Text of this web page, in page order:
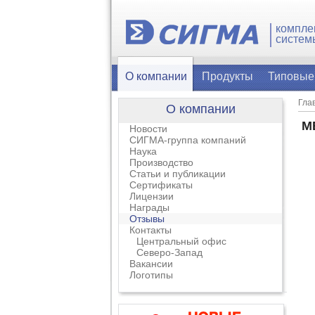
О компании Продукты
О компании
Новости
СИГМА-группа компаний
Наука
Производство
Статьи и публикации
Сертификаты
Лицензии
Награды
Отзывы
Контакты
Центральный офис
Северо-Запад
Вакансии
Логотипы